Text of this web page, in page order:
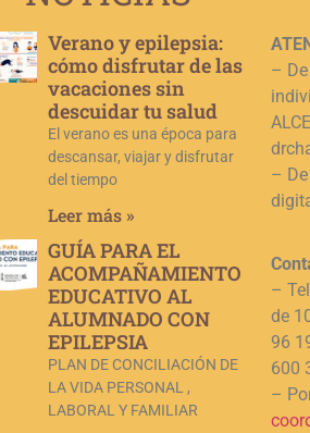
Verano y epilepsia:
cómo disfrutar de las
vacaciones sin
descuidar tu salud
El verano es una época para
descansar, viajar y disfrutar
del tiempo
Leer más »
GUÍA PARA EL
ACOMPAÑAMIENTO
EDUCATIVO AL
ALUMNADO CON
EPILEPSIA
PLAN DE CONCILIACIÓN DE
LA VIDA PERSONAL ,
LABORAL Y FAMILIAR
–
–
–
de
96
600
–